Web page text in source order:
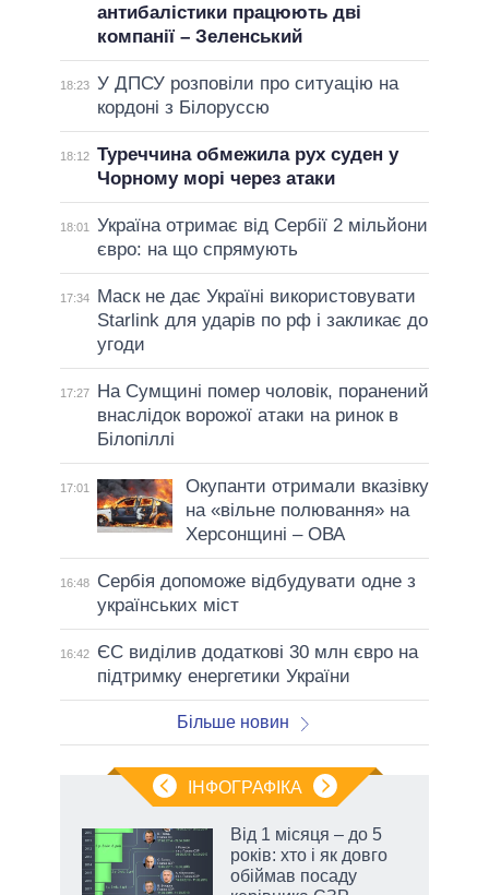
антибалістики працюють дві
компанії – Зеленський
18:23 У ДПСУ розповіли про ситуацію на
кордоні з Білоруссю
18:12 Туреччина обмежила рух суден у
Чорному морі через атаки
18:01
Україна отримає від Сербії 2 мільйони
євро: на що спрямують
17:34
Маск не дає Україні використовувати
Starlink для ударів по рф і закликає до
угоди
17:27
На Сумщині помер чоловік, поранений
внаслідок ворожої атаки на ринок в
Білопіллі
17:01
Окупанти отримали вказівку
на «вільне полювання» на
Херсонщині – ОВА
16:48
Сербія допоможе відбудувати одне з
українських міст
16:42
ЄС виділив додаткові 30 млн євро на
підтримку енергетики України
Більше новин
ІНФОГРАФІКА
Від 1 місяця – до 5
років: хто і як довго
обіймав посаду